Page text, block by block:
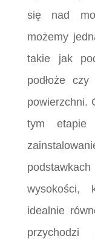
się nad
możemy
takie jak
podłoże
powierzchni.
tym etapie
wysokości,
idealnie
przychodzi